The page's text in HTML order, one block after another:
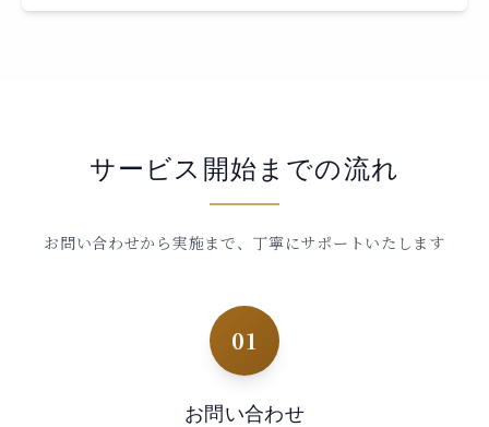
サービス開始までの流れ
お問い合わせから実施まで、丁寧にサポートいたします
01
お問い合わせ